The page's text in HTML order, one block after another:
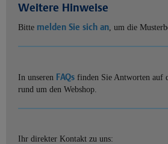
Weitere Hinweise
Bitte melden Sie sich an, um die
In unseren FAQs finden Sie Antworten auf
rund um den Webshop.
Ihr direkter Kontakt zu uns: